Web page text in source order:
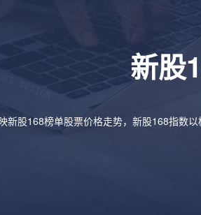
新股
新股168榜单股票价格走势，新股168指数